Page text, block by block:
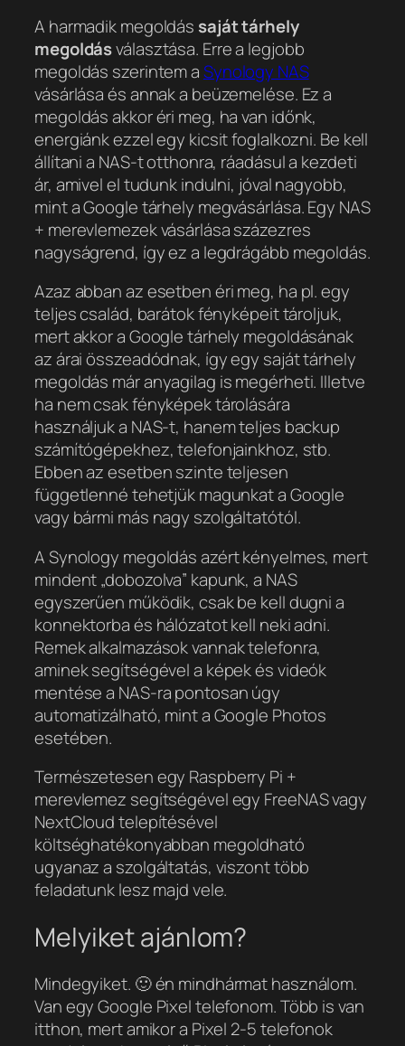
A harmadik megoldás saját tárhely
megoldásválasztása. Erre a legjobb
megoldás szerintem aSynology NAS
vásárlása és annak a beüzemelése. Ez a
megoldás akkor éri meg, ha van időnk,
energiánk ezzel egy kicsit foglalkozni. Be kell
állítani a NAS-t otthonra, ráadásul a kezdeti
ár, amivel el tudunk indulni, jóval nagyobb,
mint a Google tárhely megvásárlása. Egy NAS
+ merevlemezek vásárlása százezres
nagyságrend, így ez a legdrágább megoldás.
Azaz abban az esetben éri meg, ha pl. egy
teljes család, barátok fényképeit tároljuk,
mert akkor a Google tárhely megoldásának
az árai összeadódnak, így egy saját tárhely
megoldás már anyagilag is megérheti. Illetve
ha nem csak fényképek tárolására
használjuk a NAS-t, hanem teljes backup
számítógépekhez, telefonjainkhoz, stb.
Ebben az esetben szinte teljesen
függetlenné tehetjük magunkat a Google
vagy bármi más nagy szolgáltatótól.
A Synology megoldás azért kényelmes, mert
mindent „dobozolva” kapunk, a NAS
egyszerűen működik, csak be kell dugni a
konnektorba és hálózatot kell neki adni.
Remek alkalmazások vannak telefonra,
aminek segítségével a képek és videók
mentése a NAS-ra pontosan úgy
automatizálható, mint a Google Photos
esetében.
Természetesen egy Raspberry Pi +
merevlemez segítségével egy FreeNAS vagy
NextCloud telepítésével
költséghatékonyabban megoldható
ugyanaz a szolgáltatás, viszont több
feladatunk lesz majd vele.
Melyiket ajánlom?
Mindegyiket. 🙂 én mindhármat használom.
Van egy Google Pixel telefonom. Több is van
itthon, mert amikor a Pixel 2-5 telefonok